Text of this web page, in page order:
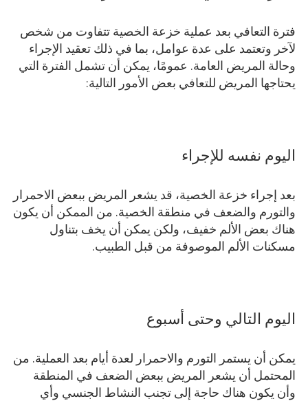
فترة التعافي بعد عملية خزعة الخصية تتفاوت من شخص
لآخر وتعتمد على عدة عوامل، بما في ذلك تعقيد الإجراء
وحالة المريض العامة. عمومًا، يمكن أن تشمل الفترة التي
يحتاجها المريض للتعافي بعض الأمور التالية:
اليوم نفسه للإجراء
بعد إجراء خزعة الخصية، قد يشعر المريض ببعض الاحمرار
والتورم والضعف في منطقة الخصية. من الممكن أن يكون
هناك بعض الألم خفيف، ولكن يمكن أن يخف بتناول
مسكنات الألم الموصوفة من قبل الطبيب.
اليوم التالي وحتى أسبوع
يمكن أن يستمر التورم والاحمرار لعدة أيام بعد العملية. من
المحتمل أن يشعر المريض ببعض الضعف في المنطقة
وأن يكون هناك حاجة إلى تجنب النشاط الجنسي وأي